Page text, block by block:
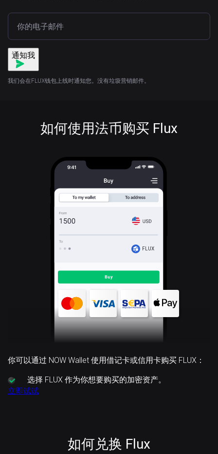
通知我
我们会在FLUX钱包上线时通知您。没有垃圾营销邮件。
如何使用法币购买 Flux
FLUX
你可以通过 NOW Wallet 使用借记卡或信用卡购买 FLUX：
选择 FLUX 作为你想要购买的加密资产。
立即试试
如何兑换 Flux